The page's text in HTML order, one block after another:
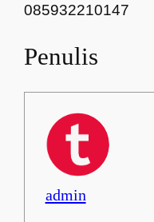
085932210147
Penulis
admin